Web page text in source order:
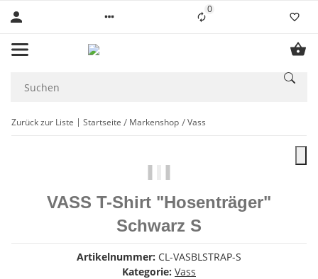
0Liste ist leer
Zurück zur Liste Startseite Markenshop Vass
VASS T-Shirt "Hosenträger"
Schwarz S
Artikelnummer: CL-VASBLSTRAP-S
Kategorie: Vass